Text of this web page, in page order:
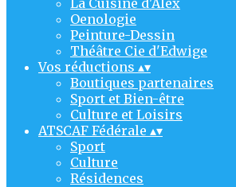
La Cuisine d'Alex
Oenologie
Peinture-Dessin
Théâtre Cie d'Edwige
Vos réductions ▴▾
Boutiques partenaires
Sport et Bien-être
Culture et Loisirs
ATSCAF Fédérale ▴▾
Sport
Culture
Résidences